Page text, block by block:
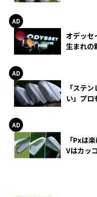
オデッセ
生まれの
「ステ
い」プロ
「Pxは
Vはカッ